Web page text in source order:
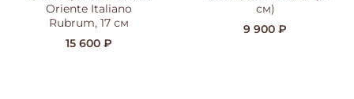
Oriente Italiano
Rubrum, 17 см
15 600 ₽
см)
9 900 ₽